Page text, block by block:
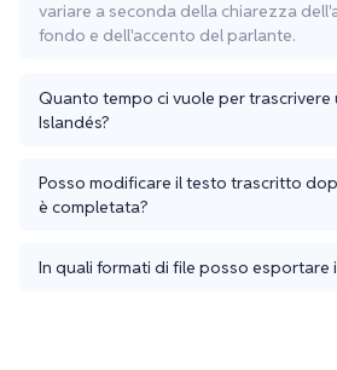
variare a seconda della chiarezza
fondo e dell'accento del parlante.
Quanto tempo ci vuole per trascrivere
Islandés?
Posso modificare il testo trascritto
è completata?
In quali formati di file posso esportare